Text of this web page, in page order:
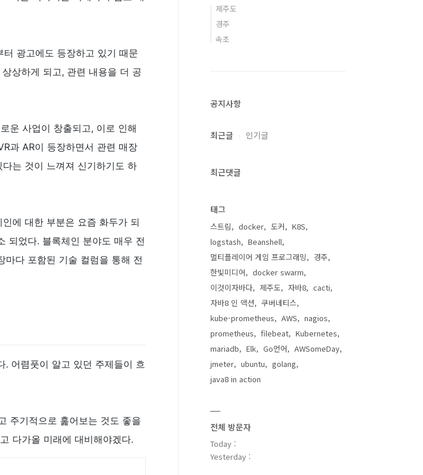
광고에도 등장하고 있기 때문
상하게 되고, 관련 내용을 더 공
운 사업이 창출되고, 이로 인해
과 AR이 등장하면서 관련 매장
는 것이 느껴져 신기하기도 하
에 대한 부분은 요즘 화두가 되
되었다. 블록체인 분야도 매우 전
마다 포함된 기술 컬럼을 통해 전
. 어렴풋이 알고 있던 주제들이 흐
주기적으로 훑어보는 것도 좋을
다가올 미래에 대비해야겠다.
제주도
경주
속초
공지사항
최근글 인기글
최근댓글
태그
스트림 docker 도커
K8S
logstash
Beanshell
멀티플레이어 게임 프로그래밍
경주
한빛미디어
docker swarm
이것이자바다
제주도 자바8
cacti
자바8 인 액션
쿠버네티스
kube-prometheus
AWS
nagios
prometheus
filebeat
Kubernetes
mariadb
Elk Go언어
AWSomeDay
jmeter
ubuntu
golang
java8 in action
전체 방문자
Today :
Yesterday :